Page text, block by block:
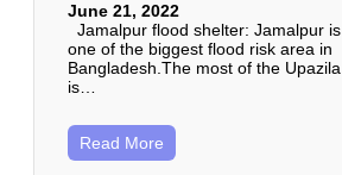
June 21, 2022
Jamalpur flood shelter: Jamalpur is
one of the biggest flood risk area in
Bangladesh.The most of the Upazila
is…
Read More